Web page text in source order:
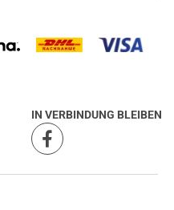
IN VERBINDUNG BLEIBEN